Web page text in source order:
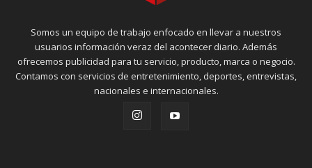
Somos un equipo de trabajo enfocado en llevar a nuestros
usuarios información veraz del acontecer diario. Además
ofrecemos publicidad para tu servicio, producto, marca o negocio.
Contamos con servicios de entretenimiento, deportes, entrevistas,
nacionales e internacionales.